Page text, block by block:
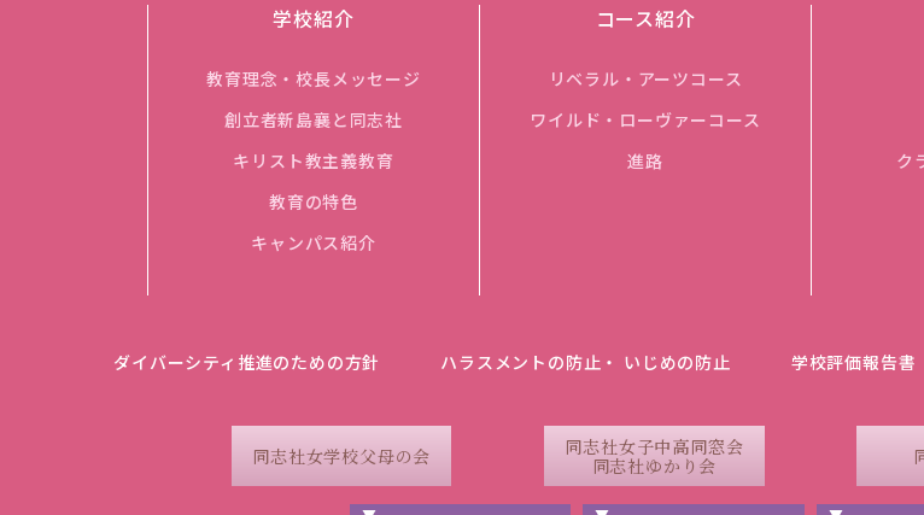
学校紹介
教育理念・校長メッセージ
創立者新島襄と同志社
キリスト教主義教育
教育の特色
キャンパス紹介
コース紹介
リベラル・アーツコース
ワイルド・ローヴァーコース
進路
ク
ダイバーシティ推進のための方針 ハラスメントの防止・ いじめの防止 学校評価報告書
同志社女学校父母の会
同志社女子中高同窓会
同志社ゆかり会